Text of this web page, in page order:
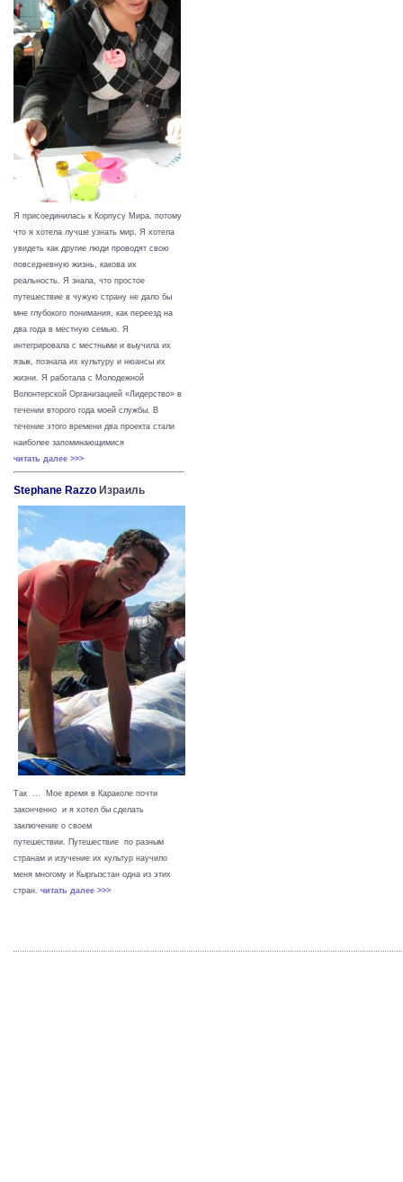
Я присоединилась к Корпусу Мира, потому
что я хотела лучше узнать мир. Я хотела
увидеть как другие люди проводят свою
повседневную жизнь, какова их
реальность. Я знала, что простое
путешествие в чужую страну не дало бы
мне глубокого понимания, как переезд на
два года в местную семью. Я
интегрировала с местными и выучила их
язык, познала их культуру и нюансы их
жизни. Я работала с Молодежной
Волонтерской Организацией «Лидерство» в
течении второго года моей службы. В
течение этого времени два проекта стали
наиболее запоминающимися
читать далее >>>
Stephane Razzo Израиль
Так ... Мое время в Караколе почти
законченно и я хотел бы сделать
заключение о своем
путешествии. Путешествие по разным
странам и изучение их культур научило
меня многому и Кыргызстан одна из этих
стран. читать далее >>>